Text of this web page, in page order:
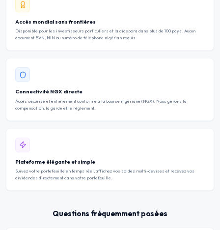
Accès mondial sans frontières
Disponible pour les investisseurs particuliers et la diaspora dans plus de 100 pays. Aucun
document BVN, NIN ou numéro de téléphone nigérian requis.
Connectivité NGX directe
Accès sécurisé et entièrement conforme à la bourse nigériane (NGX). Nous gérons la
compensation, la garde et le règlement.
Plateforme élégante et simple
Suivez votre portefeuille en temps réel, affichez vos soldes multi-devises et recevez vos
dividendes directement dans votre portefeuille.
Questions fréquemment posées